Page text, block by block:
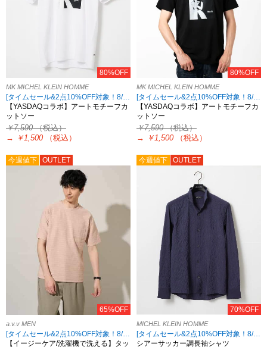
80%OFF
MK MICHEL KLEIN HOMME
[タイムセール&2点10%OFF対象！8/17 8:59まで アウトレット限定]
【YASDAQコラボ】アートモチーフカ
ットソー
￥7,590（税込）
→
￥1,500 （税込）
80%OFF
MK MICHEL KLEIN HOMME
[タイムセール&2点10%OFF対象！8/17 8:59まで アウトレット限定]
【YASDAQコラボ】アートモチーフカ
ットソー
￥7,590（税込）
→
￥1,500 （税込）
今週値下 OUTLET
65%OFF
a.v.v MEN
[タイムセール&2点10%OFF対象！8/17 8:59まで]
【イージーケア/洗濯機で洗える】タッ
今週値下 OUTLET
70%OFF
MICHEL KLEIN HOMME
[タイムセール&2点10%OFF対象！8/17 8:59まで アウトレット限定]
シアーサッカー調長袖シャツ